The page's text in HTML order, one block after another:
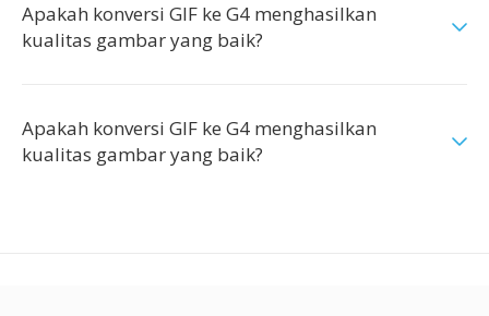
Apakah konversi GIF ke G4 menghasilkan
kualitas gambar yang baik?
Apakah konversi GIF ke G4 menghasilkan
kualitas gambar yang baik?